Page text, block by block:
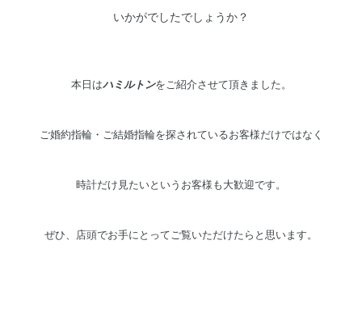
いかがでしたでしょうか？
本日はハミルトンをご紹介させて頂きました。
ご婚約指輪・ご結婚指輪を探されているお客様だけではなく
時計だけ見たいというお客様も大歓迎です。
ぜひ、店頭でお手にとってご覧いただけたらと思います。